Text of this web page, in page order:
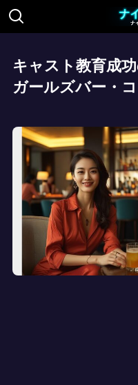
キャスト教育成
ガールズバー・